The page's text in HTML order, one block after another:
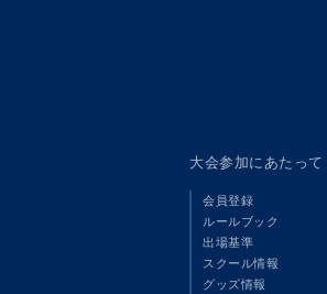
大会参加にあたって
会員登録
ルールブック
出場基準
スクール情報
グッズ情報